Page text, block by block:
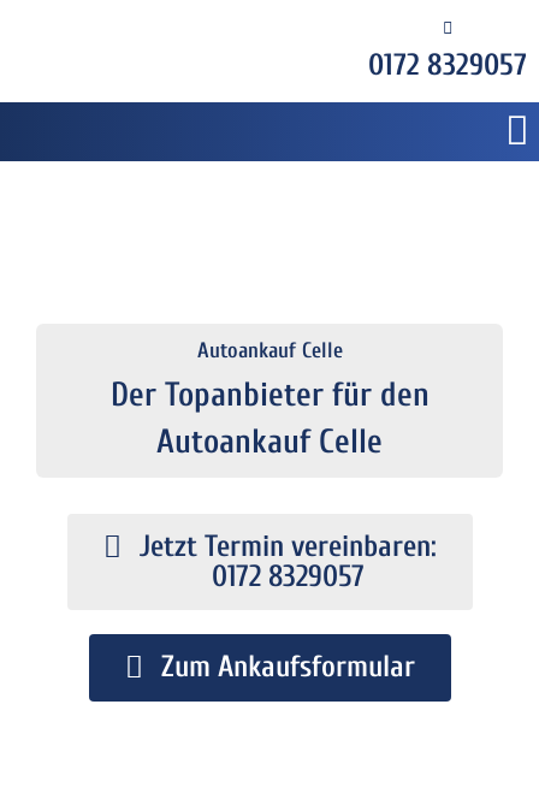
0172 8329057
Autoankauf Celle
Der Topanbieter für den
Autoankauf Celle
Jetzt Termin vereinbaren:
0172 8329057
Zum Ankaufsformular